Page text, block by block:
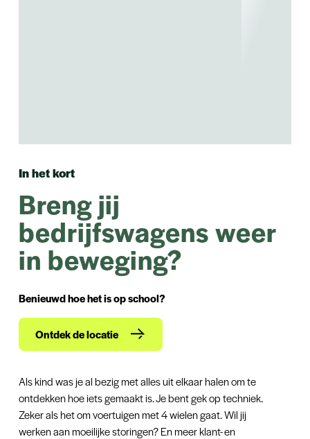
In het kort
Breng jij
bedrijfswagens weer
in beweging?
Benieuwd hoe het is op school?
Ontdek de locatie
Als kind was je al bezig met alles uit elkaar halen om te
ontdekken hoe iets gemaakt is. Je bent gek op techniek.
Zeker als het om voertuigen met 4 wielen gaat. Wil jij
werken aan moeilijke storingen? En meer klant- en